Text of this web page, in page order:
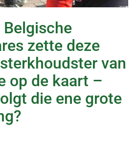
zette deze
van
op de kaart –
die ene grote